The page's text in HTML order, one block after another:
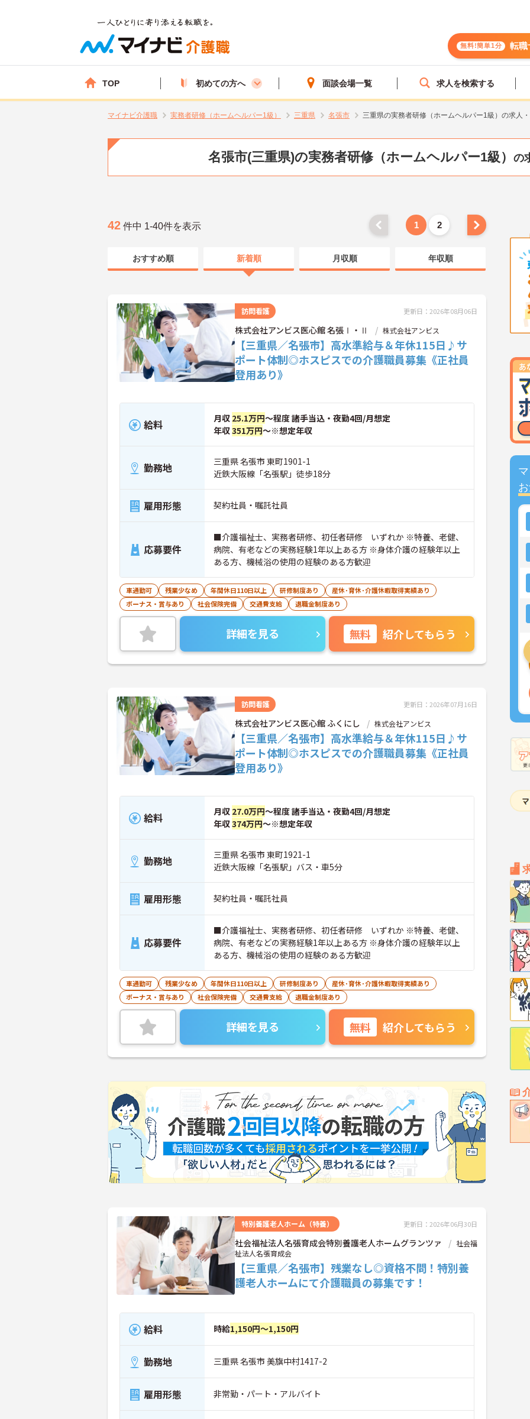
無料!簡単1分 転職
TOP 初めての方へ 面談会場一覧 求人を検索する
マイナビ介護職 実務者研修（ホームヘルパー1級） 三重県 名張市 三重県の実務者研修（ホームヘルパー1級）の求人
名張市(三重県)の実務者研修（ホームヘルパー1級） の
42 件中 1-40件を表示 1 2
おすすめ順 新着順 月収順 年収順
訪問看護 更新日：2026年08月06日
株式会社アンビス医心館 名張Ⅰ・Ⅱ 株式会社アンビス
【三重県／名張市】高水準給与＆年休115日♪サ
ポート体制◎ホスピスでの介護職員募集《正社員
登用あり》
給料 月収 25.1万円～程度 諸手当込・夜勤4回/月想定
年収351万円～※想定年収
勤務地
三重県 名張市 東町1901-1
近鉄大阪線「名張駅」徒歩18分
雇用形態 契約社員・嘱託社員
応募要件
■介護福祉士、実務者研修、初任者研修 いずれか ※特養、老健、
病院、有老などの実務経験1年以上ある方 ※身体介護の経験年以上
ある方、機械浴の使用の経験のある方歓迎
車通勤可 残業少なめ 年間休日110日以上 研修制度あり
産休･育休･介護休暇取得実績あり
ボーナス・賞与あり
社会保険完備 交通費支給 退職金制度あり
詳細を見る 無料 紹介してもらう
訪問看護 更新日：2026年07月16日
株式会社アンビス医心館 ふくにし 株式会社アンビス
【三重県／名張市】高水準給与＆年休115日♪サ
ポート体制◎ホスピスでの介護職員募集《正社員
登用あり》
給料 月収 27.0万円～程度 諸手当込・夜勤4回/月想定
年収374万円～※想定年収
勤務地
三重県 名張市 東町1921-1
近鉄大阪線「名張駅」バス・車5分
雇用形態 契約社員・嘱託社員
応募要件
■介護福祉士、実務者研修、初任者研修 いずれか ※特養、老健、
病院、有老などの実務経験1年以上ある方 ※身体介護の経験年以上
ある方、機械浴の使用の経験のある方歓迎
車通勤可 残業少なめ 年間休日110日以上 研修制度あり
産休･育休･介護休暇取得実績あり
ボーナス・賞与あり
社会保険完備 交通費支給 退職金制度あり
詳細を見る 無料 紹介してもらう
特別養護老人ホーム（特養） 更新日：2026年06月30日
社会福祉法人名張育成会特別養護老人ホームグランツァ
社会福
祉法人名張育成会
【三重県／名張市】残業なし◎資格不問！特別養
護老人ホームにて介護職員の募集です！
給料 時給1,150円～1,150円
勤務地 三重県 名張市 美旗中村1417-2
雇用形態 非常勤・パート・アルバイト